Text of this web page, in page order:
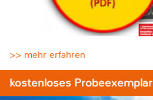
>> mehr erfahren
kostenloses Probeexemplar